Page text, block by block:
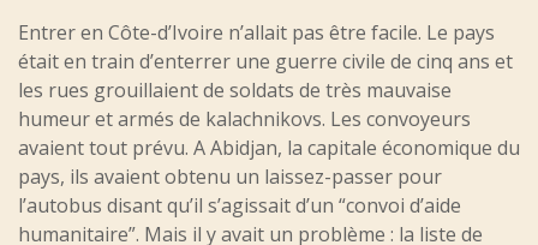
Entrer en Côte-d’Ivoire n’allait pas être facile. Le pays
était en train d’enterrer une guerre civile de cinq ans et
les rues grouillaient de soldats de très mauvaise
humeur et armés de kalachnikovs. Les convoyeurs
avaient tout prévu. A Abidjan, la capitale économique du
pays, ils avaient obtenu un laissez-passer pour
l’autobus disant qu’il s’agissait d’un “convoi d’aide
humanitaire”. Mais il y avait un problème : la liste de